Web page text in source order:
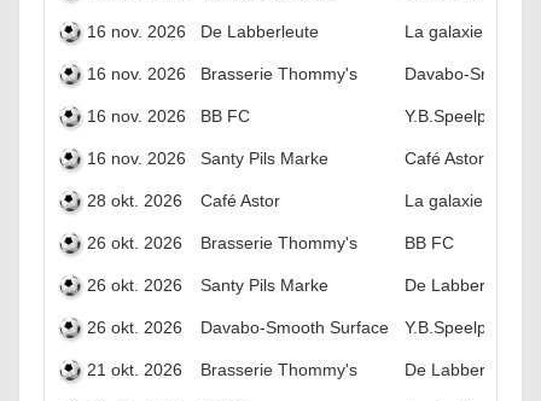
16 nov. 2026 De Labberleute La galaxie
16 nov. 2026 Brasserie Thommy's Davabo-Smooth
16 nov. 2026 BB FC Y.B.Speelplaneet
16 nov. 2026 Santy Pils Marke Café Astor
28 okt. 2026 Café Astor La galaxie
26 okt. 2026 Brasserie Thommy's BB FC
26 okt. 2026 Santy Pils Marke De Labberleute
26 okt. 2026 Davabo-Smooth Surface Y.B.Speelplaneet
21 okt. 2026 Brasserie Thommy's De Labberleute